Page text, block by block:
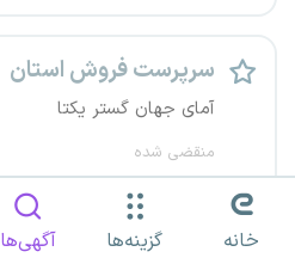
سرپرست فروش استان
آمای جهان گستر یکتا
منقضی شده
کهگیلویه و بویراحمد
تمام وقت
خانه گزینه‌ها آگهی‌ها